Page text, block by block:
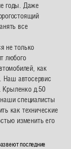
годы. Даже
все
не только
любого
как
Наш автосервис
Крыленко д.50
специалисты
как технические
изменить его
последние